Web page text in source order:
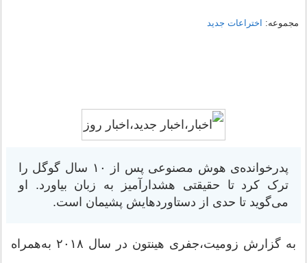
مجموعه: اختراعات جدید
پدرخوانده‌ی هوش مصنوعی پس از ۱۰ سال گوگل را
ترک کرد تا حقیقتی هشدارآمیز به‌ زبان بیاورد. او
می‌گوید تا حدی از دستاوردهایش پشیمان است.
به گزارش زومیت،جفری هینتون در سال ۲۰۱۸ به‌همراه